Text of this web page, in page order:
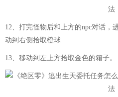
12、打完怪物后和上方的npc对话，
动到右侧拾取橙球
13、移动到左上方拾取金色的箱子。